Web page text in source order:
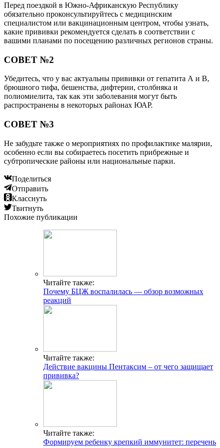
Перед поездкой в Южно-Африканскую Республику
обязательно проконсультируйтесь с медицинским
специалистом или вакцинационным центром, чтобы узнать,
какие прививки рекомендуется сделать в соответствии с
вашими планами по посещению различных регионов страны.
СОВЕТ №2
Убедитесь, что у вас актуальны прививки от гепатита А и В,
брюшного тифа, бешенства, дифтерии, столбняка и
полиомиелита, так как эти заболевания могут быть
распространены в некоторых районах ЮАР.
СОВЕТ №3
Не забудьте также о мероприятиях по профилактике малярии,
особенно если вы собираетесь посетить прибрежные и
субтропические районы или национальные парки.
Поделиться
Отправить
Класснуть
Твитнуть
Похожие публикации
Читайте также:
Почему БЦЖ воспалилась — обзор возможных
реакций
Читайте также:
Действие вакцины Пентаксим – от чего защищает
прививка?
Читайте также:
Формируем ребенку крепкий иммунитет: перечень